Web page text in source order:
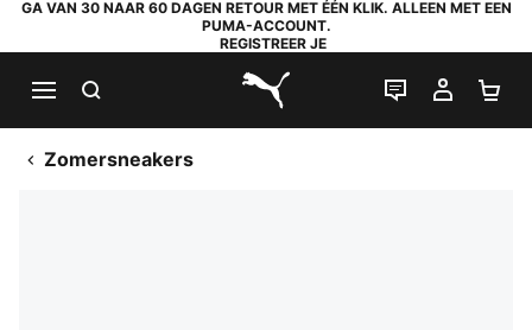
GA VAN 30 NAAR 60 DAGEN RETOUR MET ÉÉN KLIK. ALLEEN MET EEN
PUMA-ACCOUNT.
REGISTREER JE
PUMA.com
LIVE CHAT
MIJN
Zomersneakers